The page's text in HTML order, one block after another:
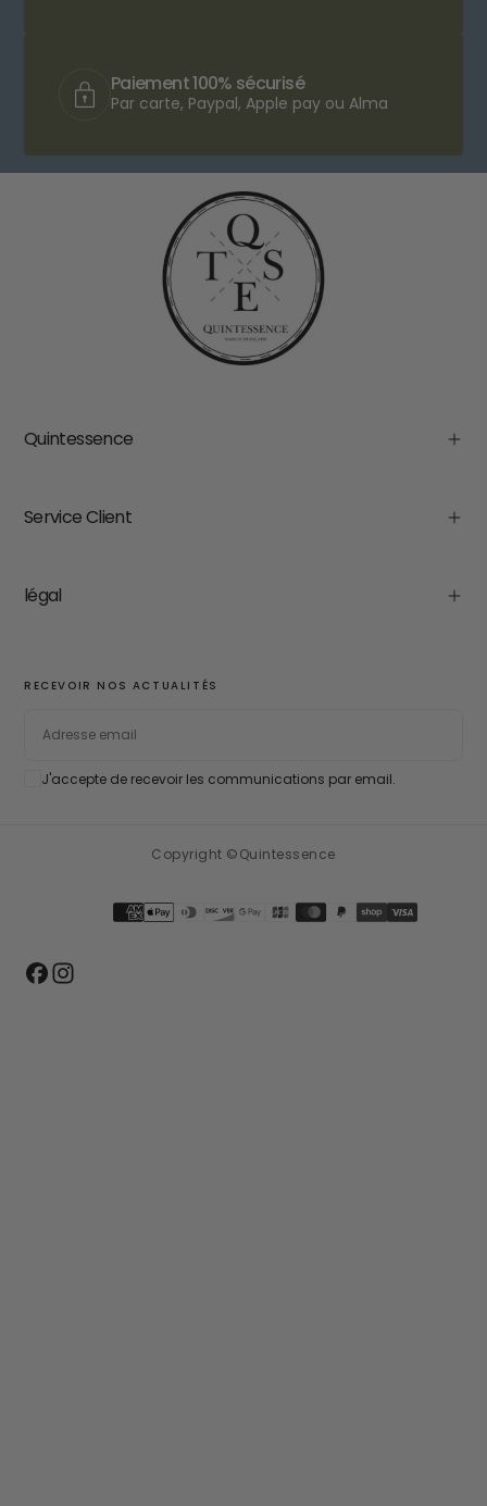
Paiement 100% sécurisé
Par carte, Paypal, Apple pay ou Alma
Quintessence
Service Client
légal
RECEVOIR NOS ACTUALITÉS
J'accepte de recevoir les communications par email.
Copyright ©Quintessence
Méthodes